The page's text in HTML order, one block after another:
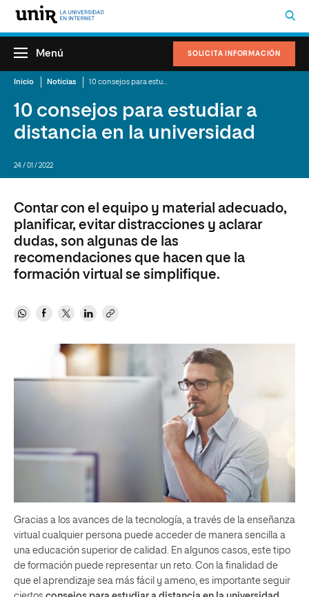
SOLICITA INFORMACIÓN
Menú
Inicio Noticias
10 consejos para estudiar a
distancia en la universidad
24 / 01 / 2022
Contar con el equipo y material adecuado,
planificar, evitar distracciones y aclarar
dudas, son algunas de las
recomendaciones que hacen que la
formación virtual se simplifique.
Gracias a los avances de la tecnología, a través de la enseñanza
virtual cualquier persona puede acceder de manera sencilla a
una educación superior de calidad. En algunos casos, este tipo
de formación puede representar un reto. Con la finalidad de
que el aprendizaje sea más fácil y ameno, es importante seguir